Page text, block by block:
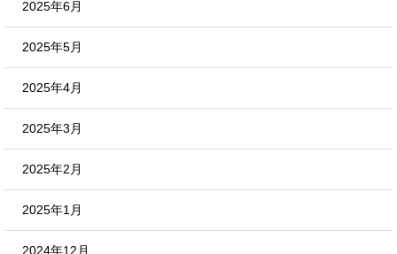
2025年6月
2025年5月
2025年4月
2025年3月
2025年2月
2025年1月
2024年12月